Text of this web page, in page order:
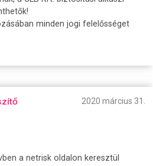
minden jogi felelősséget
2020 március 31.
a netrisk oldalon keresztül